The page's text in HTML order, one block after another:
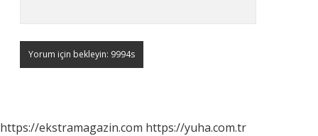
https://ekstramagazin.com https://yuha.com.tr